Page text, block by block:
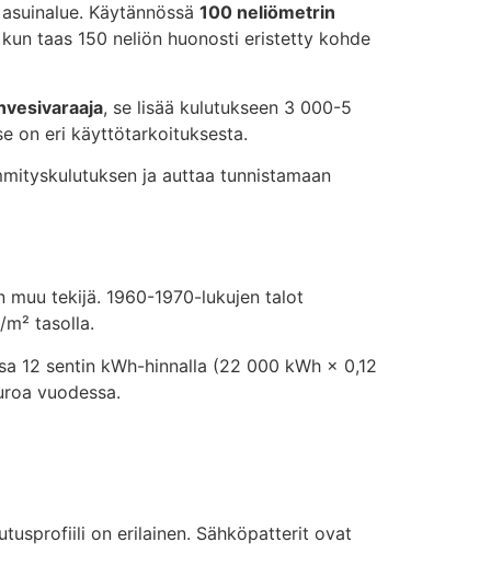
Käytännössä 100 neliömetrin
taas 150 neliön huonosti eristetty kohde
, se lisää kulutukseen 3 000-5
on eri käyttötarkoituksesta.
ja auttaa tunnistamaan
muu tekijä. 1960-1970-lukujen talot
tasolla.
12 sentin kWh-hinnalla (22 000 kWh × 0,12
vuodessa.
on erilainen. Sähköpatterit ovat